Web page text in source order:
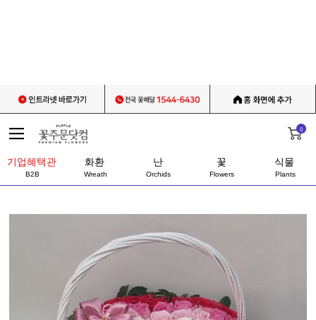
0
기업혜택관
B2B
화환
Wreath
난
Orchids
꽃
Flowers
식물
Plants